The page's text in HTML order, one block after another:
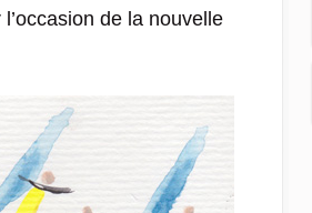
de la nouvelle